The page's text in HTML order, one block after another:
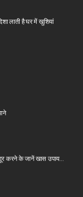
लाती है घर में खुशियां
करने के जानें खास उपाय…